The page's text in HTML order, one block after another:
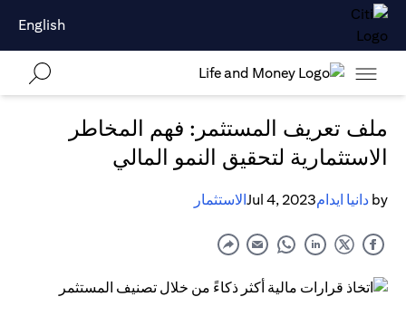
English
ملف تعريف المستثمر: فهم المخاطر
الاستثمارية لتحقيق النمو المالي
by دانيا ايدامJul 4, 2023الاستثمار